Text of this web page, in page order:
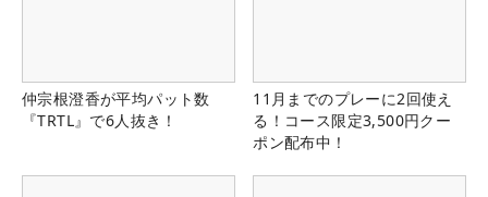
仲宗根澄香が平均パット数
『TRTL』で6人抜き！
11月までのプレーに2回使え
る！コース限定3,500円クー
ポン配布中！